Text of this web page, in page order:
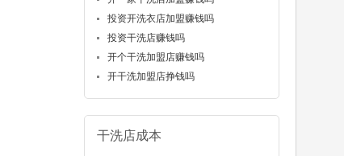
投资开洗衣店加盟赚钱吗
投资干洗店赚钱吗
开个干洗加盟店赚钱吗
开干洗加盟店挣钱吗
干洗店成本